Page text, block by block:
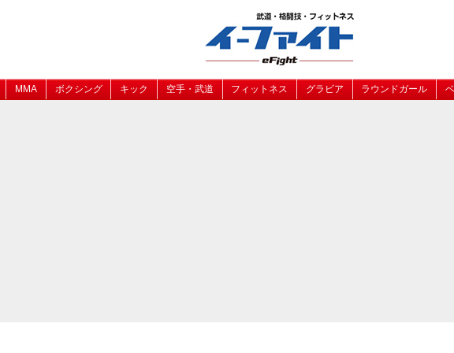
MMA ボクシング キック 空手・武道 フィットネス グラビア ラウンドガール